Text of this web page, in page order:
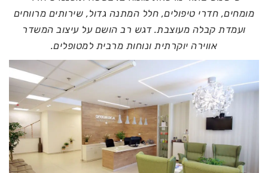
מומחים, חדרי טיפולים, חלל המתנה גדול, שירותים מרווחים
ועמדת קבלה מעוצבת. דגש רב הושם על עיצוב המשדר
אווירה יוקרתית ונוחות מרבית למטופלים.